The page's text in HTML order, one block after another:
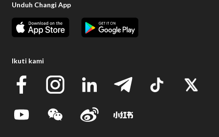
Unduh Changi App
Ikuti kami